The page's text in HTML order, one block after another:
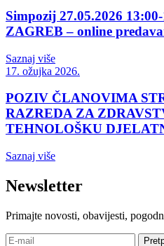
Simpozij 27.05.2026
ZAGREB – online
Saznaj više
17. ožujka 2026.
POZIV ČLANOVIMA
RAZREDA ZA
TEHNOLOŠKU
Saznaj više
Newsletter
Primajte novosti, obavijesti,